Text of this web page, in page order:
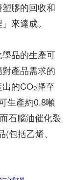
膠的回收和
來達成。
學品的生產可
產品需求的
的CO2降至
生產約0.8噸
石腦油催化裂
包括乙烯、